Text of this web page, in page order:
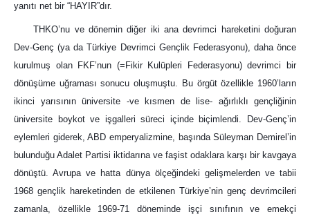
yanıtı net bir “HAYIR”dır.
THKO’nu ve dönemin diğer iki ana devrimci hareketini doğuran
Dev-Genç (ya da Türkiye Devrimci Gençlik Federasyonu), daha önce
kurulmuş olan FKF’nun (=Fikir Kulüpleri Federasyonu) devrimci bir
dönüşüme uğraması sonucu oluşmuştu. Bu örgüt özellikle 1960’ların
ikinci yarısının üniversite -ve kısmen de lise- ağırlıklı gençliğinin
üniversite boykot ve işgalleri süreci içinde biçimlendi. Dev-Genç’in
eylemleri giderek, ABD emperyalizmine, başında Süleyman Demirel’in
bulunduğu Adalet Partisi iktidarına ve faşist odaklara karşı bir kavgaya
dönüştü. Avrupa ve hatta dünya ölçeğindeki gelişmelerden ve tabii
1968 gençlik hareketinden de etkilenen Türkiye’nin genç devrimcileri
zamanla, özellikle 1969-71 döneminde işçi sınıfının ve emekçi